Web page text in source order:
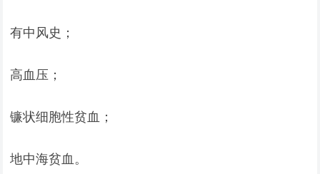
有中风史；
高血压；
镰状细胞性贫血；
地中海贫血。